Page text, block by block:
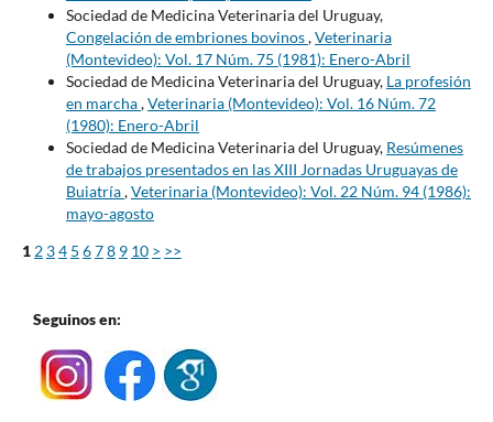
Sociedad de Medicina Veterinaria del Uruguay,
Congelación de embriones bovinos,Veterinaria
(Montevideo): Vol. 17 Núm. 75 (1981): Enero-Abril
Sociedad de Medicina Veterinaria del Uruguay, La profesión
en marcha,Veterinaria (Montevideo): Vol. 16 Núm. 72
(1980): Enero-Abril
Sociedad de Medicina Veterinaria del Uruguay, Resúmenes
de trabajos presentados en las XIII Jornadas Uruguayas de
Buiatría,Veterinaria (Montevideo): Vol. 22 Núm. 94 (1986):
mayo-agosto
1 2 34 5 678 9 10 > >>
Seguinos en: